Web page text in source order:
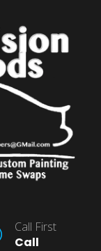
Call First
Call